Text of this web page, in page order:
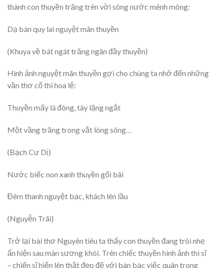
thành con thuyền trăng trên vời sông nước mênh mông:
Dạ bán quy lai nguyệt mãn thuyền
(Khuya về bát ngát trăng ngân đầy thuyền)
Hình ảnh nguyệt mãn thuyền gợi cho chúng ta nhớ đến những
vần thơ cổ thi hoa lệ:
Thuyền mấy lá đông, tây lặng ngắt
Một vầng trăng trong vắt lòng sông…
(Bạch Cư Dị)
Nước biếc non xanh thuyền gối bãi
Đêm thanh nguyệt bạc, khách lên lầu
(Nguyễn Trãi)
Trở lại bài thơ Nguyên tiêu ta thấy con thuyền đang trôi nhẹ
ẩn hiện sau màn sương khói. Trên chiếc thuyền hình ảnh thi sĩ
– chiến sĩ hiện lên thật đẹp đẽ với bàn bạc việc quân trong